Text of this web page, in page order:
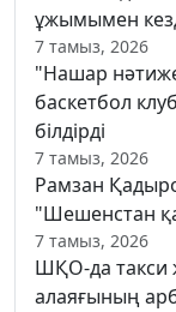
ұжымымен
7 тамыз, 2026
"Нашар
баскетбол
білдірді
7 тамыз, 2026
Рамзан
"Шешенстан
7 тамыз, 2026
ШҚО-да такси
алаяғының